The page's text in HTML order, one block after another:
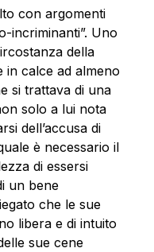
con argomenti
incriminanti”. Uno
della
in calce ad almeno
si trattava di una
solo a lui nota
dell’accusa di
è necessario il
di essersi
un bene
che le sue
libera e di intuito
sue cene